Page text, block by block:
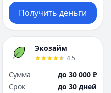
Получить деньги
Экозайм
4.5
Сумма
до 30 000 ₽
Срок
до 30 дней